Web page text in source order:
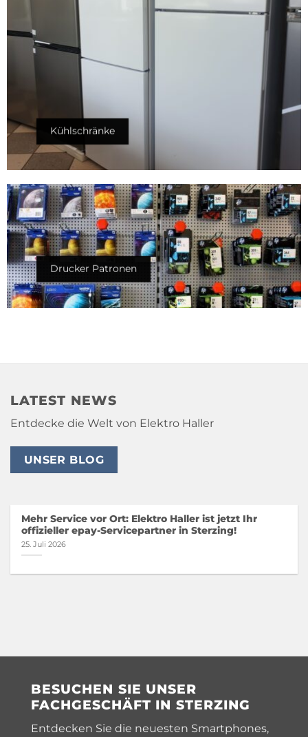
Kühlschränke
Drucker Patronen
LATEST NEWS
Entdecke die Welt von Elektro Haller
UNSER BLOG
Mehr Service vor Ort: Elektro Haller ist jetzt Ihr
offizieller epay-Servicepartner in Sterzing!
25. Juli 2026
BESUCHEN SIE UNSER
FACHGESCHÄFT IN STERZING
Entdecken Sie die neuesten Smartphones,